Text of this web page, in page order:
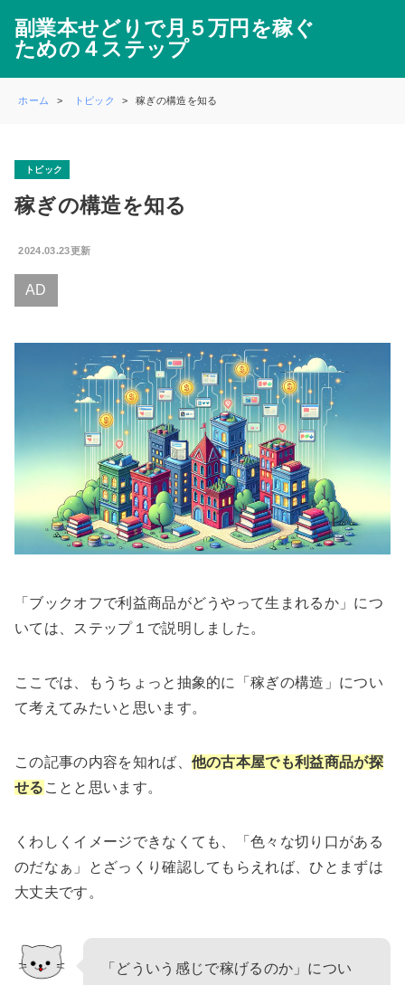
副業本せどりで月５万円を稼ぐ
ための４ステップ
ホーム トピック 稼ぎの構造を知る
トピック
稼ぎの構造を知る
2024.03.23更新
AD
「ブックオフで利益商品がどうやって生まれるか」につ
いては、ステップ１で説明しました。
ここでは、もうちょっと抽象的に「稼ぎの構造」につい
て考えてみたいと思います。
この記事の内容を知れば、 他の古本屋でも利益商品が探
せる ことと思います。
くわしくイメージできなくても、「色々な切り口がある
のだなぁ」とざっくり確認してもらえれば、ひとまずは
大丈夫です。
「どういう感じで稼げるのか」につい